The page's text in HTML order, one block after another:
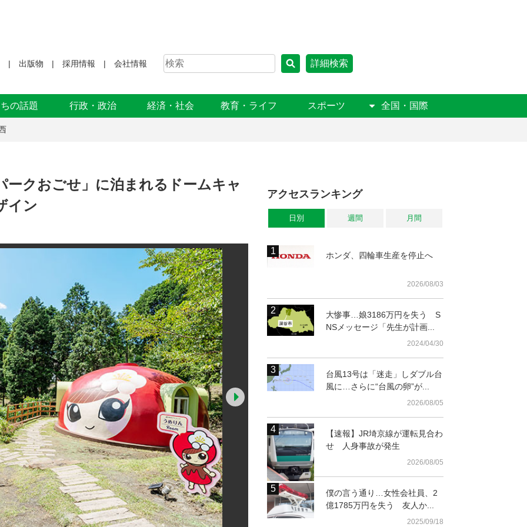
出版物 採用情報 会社情報 詳細検索
の話題 行政・政治 経済・社会 教育・ライフ スポーツ 全国・国際
ークおごせ」に泊まれるドームキャ
イン
うめりんroomの室内
アクセスランキング
日別 週間 月間
ホンダ、四輪車生産を停止へ
2026/08/03
大惨事…娘3186万円を失う S
NSメッセージ「先生が計画...
2024/04/30
台風13号は「迷走」しダブル台
風に…さらに“台風の卵”が...
2026/08/05
【速報】JR埼京線が運転見合わ
せ 人身事故が発生
2026/08/05
僕の言う通り…女性会社員、2
億1785万円を失う 友人か...
2025/09/18